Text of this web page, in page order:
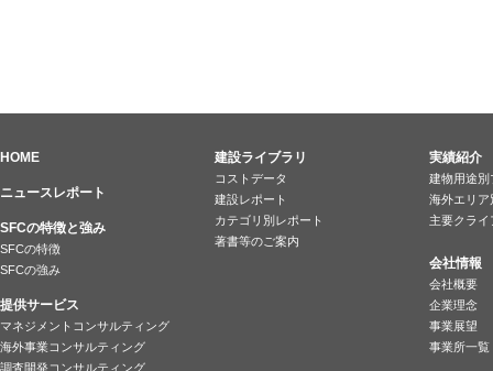
HOME
ニュースレポート
SFCの特徴と強み
SFCの特徴
SFCの強み
提供サービス
マネジメントコンサルティング
海外事業コンサルティング
調査開発コンサルティング
建設ライブラリ
コストデータ
建設レポート
カテゴリ別レポート
著書等のご案内
実績紹介
建物用途別
海外エリア
主要クラ
会社情報
会社概要
企業理念
事業展望
事業所一覧